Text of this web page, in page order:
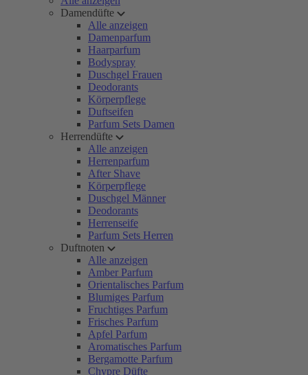
Damendüfte
Alle anzeigen
Damenparfum
Haarparfum
Bodyspray
Duschgel Frauen
Deodorants
Körperpflege
Duftseifen
Parfum Sets Damen
Herrendüfte
Alle anzeigen
Herrenparfum
After Shave
Körperpflege
Duschgel Männer
Deodorants
Herrenseife
Parfum Sets Herren
Duftnoten
Alle anzeigen
Amber Parfum
Orientalisches Parfum
Blumiges Parfum
Fruchtiges Parfum
Frisches Parfum
Apfel Parfum
Aromatisches Parfum
Bergamotte Parfum
Chypre Düfte